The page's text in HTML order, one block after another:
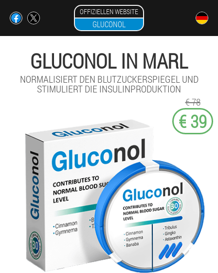
OFFIZIELLEN WEBSITE
GLUCONOL
GLUCONOL IN MARL
NORMALISIERT DEN BLUTZUCKERSPIEGEL UND
STIMULIERT DIE INSULINPRODUKTION
€ 78
€ 39